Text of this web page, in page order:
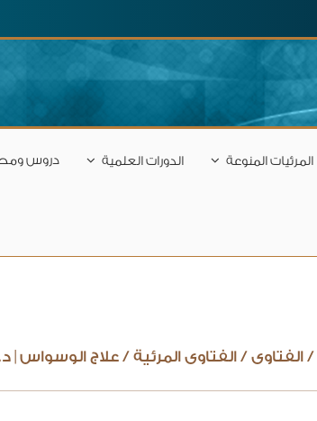
المرئيات المنوعة الدورات العلمية دروس
/ الفتاوى / الفتاوى المرئية / علاج الوسواس |